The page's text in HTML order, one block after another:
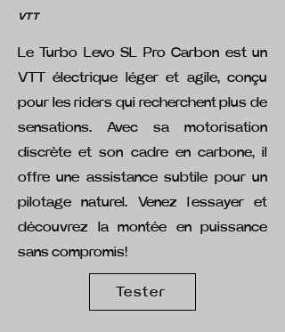
VTT
Le Turbo Levo SL Pro Carbon est un
VTT électrique léger et agile, conçu
pour les riders qui recherchent plus de
sensations. Avec sa motorisation
discrète et son cadre en carbone, il
offre une assistance subtile pour un
pilotage naturel. Venez l’essayer et
découvrez la montée en puissance
sans compromis!
Tester